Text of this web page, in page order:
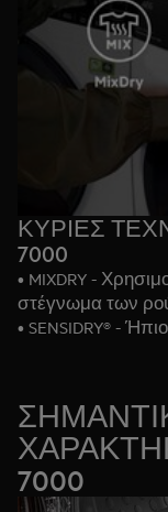
ΚΥΡΙΕΣ
7000
• MIXDRY -
στέγνωμα των
• SENSIDRY® -
7000